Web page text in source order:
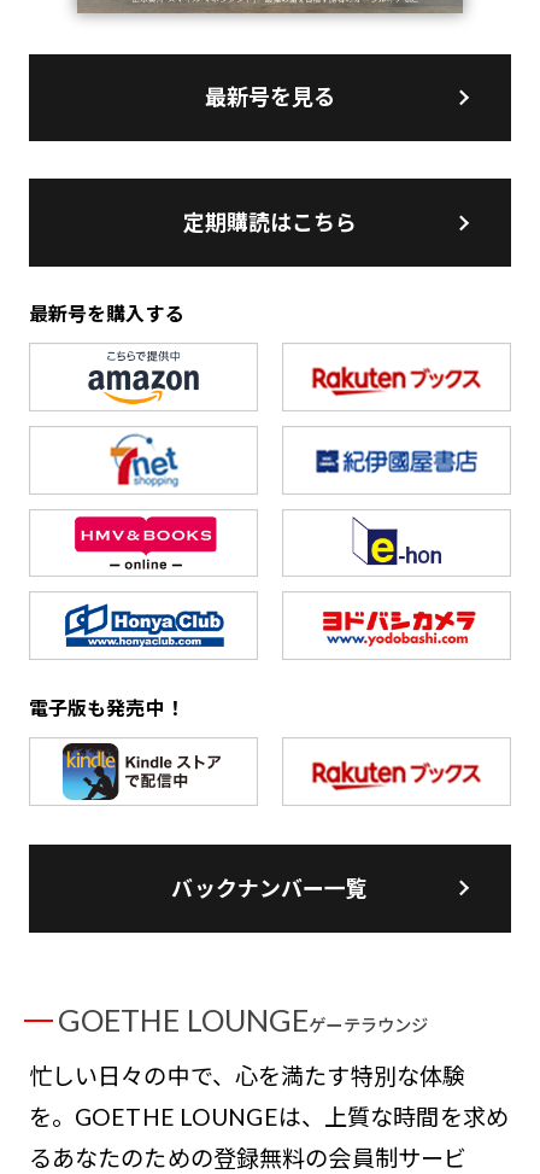
最新号を見る
定期購読はこちら
最新号を購入する
電子版も発売中！
バックナンバー一覧
GOETHE LOUNGEゲーテラウンジ
忙しい日々の中で、心を満たす特別な体験
を。GOETHE LOUNGEは、上質な時間を求め
るあなたのための登録無料の会員制サービ